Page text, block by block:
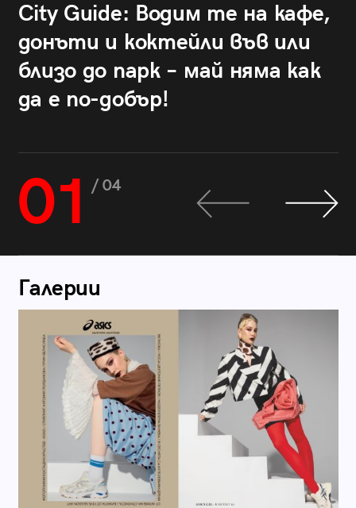
City Guide: Водим те на кафе,
донъти и коктейли във или
близо до парк – май няма как
да е по-добър!
01 / 04
Галерии